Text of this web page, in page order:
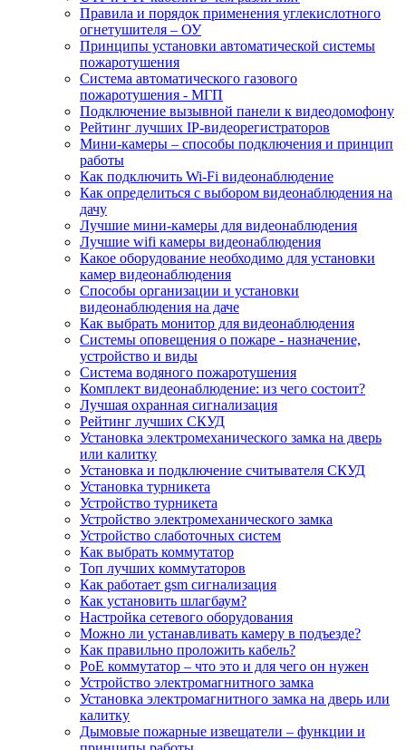
Правила и порядок применения углекислотного
огнетушителя – ОУ
Принципы установки автоматической системы
пожаротушения
Система автоматического газового
пожаротушения - МГП
Подключение вызывной панели к видеодомофону
Рейтинг лучших IP-видеорегистраторов
Мини-камеры – способы подключения и принцип
работы
Как подключить Wi-Fi видеонаблюдение
Как определиться с выбором видеонаблюдения на
дачу
Лучшие мини-камеры для видеонаблюдения
Лучшие wifi камеры видеонаблюдения
Какое оборудование необходимо для установки
камер видеонаблюдения
Способы организации и установки
видеонаблюдения на даче
Как выбрать монитор для видеонаблюдения
Системы оповещения о пожаре - назначение,
устройство и виды
Система водяного пожаротушения
Комплект видеонаблюдение: из чего состоит?
Лучшая охранная сигнализация
Рейтинг лучших СКУД
Установка электромеханического замка на дверь
или калитку
Установка и подключение считывателя СКУД
Установка турникета
Устройство турникета
Устройство электромеханического замка
Устройство слаботочных систем
Как выбрать коммутатор
Топ лучших коммутаторов
Как работает gsm сигнализация
Как установить шлагбаум?
Настройка сетевого оборудования
Можно ли устанавливать камеру в подъезде?
Как правильно проложить кабель?
PoE коммутатор – что это и для чего он нужен
Устройство электромагнитного замка
Установка электромагнитного замка на дверь или
калитку
Дымовые пожарные извещатели – функции и